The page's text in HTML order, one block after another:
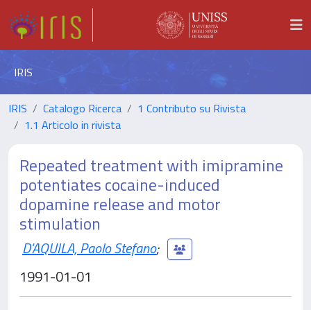
IRIS
IRIS Catalogo Ricerca
1 Contributo su Rivista
1.1 Articolo in rivista
Repeated treatment with imipramine
potentiates cocaine-induced
dopamine release and motor
stimulation
D'AQUILA, Paolo Stefano;
1991-01-01